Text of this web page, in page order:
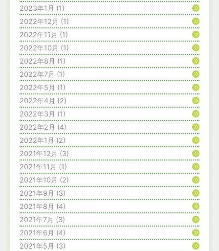
2023年1月 (1)
2022年12月 (1)
2022年11月 (1)
2022年10月 (1)
2022年8月 (1)
2022年7月 (1)
2022年5月 (1)
2022年4月 (2)
2022年3月 (1)
2022年2月 (4)
2022年1月 (2)
2021年12月 (3)
2021年11月 (1)
2021年10月 (2)
2021年9月 (3)
2021年8月 (4)
2021年7月 (3)
2021年6月 (4)
2021年5月 (3)